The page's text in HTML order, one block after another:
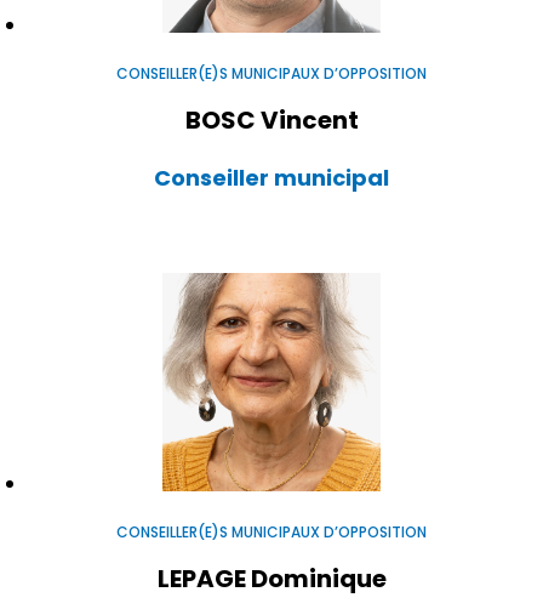
CONSEILLER(E)S MUNICIPAUX D’OPPOSITION
BOSC Vincent
Conseiller municipal
CONSEILLER(E)S MUNICIPAUX D’OPPOSITION
LEPAGE Dominique